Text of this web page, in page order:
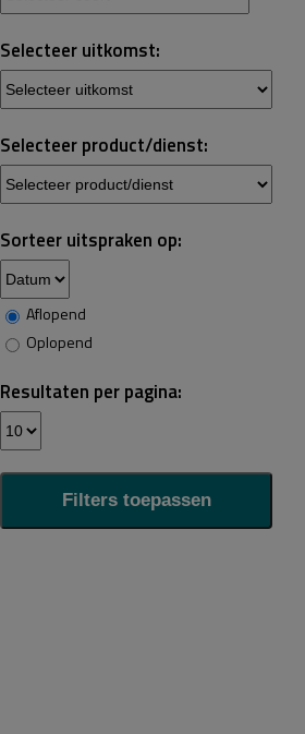
Selecteer uitkomst:
Selecteer product/dienst:
Sorteer uitspraken op:
Aflopend
Oplopend
Resultaten per pagina: